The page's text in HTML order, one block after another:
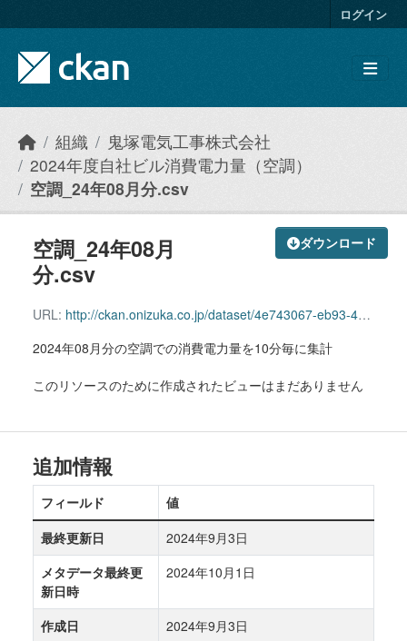
ログイン
組織
鬼塚電気工事株式会社
2024年度自社ビル消費電力量（空調）
空調_24年08月分.csv
ダウンロード
空調_24年08月
分.csv
URL: http://ckan.onizuka.co.jp/dataset/4e743067-eb93-4361-9429-19b834143137/resource/289d4452-25fc-4ad9-8ce4-fe2acda49801/download/airconditioning_2408.csv
2024年08月分の空調での消費電力量を10分毎に集計
このリソースのために作成されたビューはまだありません
追加情報
フィールド
値
最終更新日
2024年9月3日
メタデータ最終更
新日時
2024年10月1日
作成日
2024年9月3日